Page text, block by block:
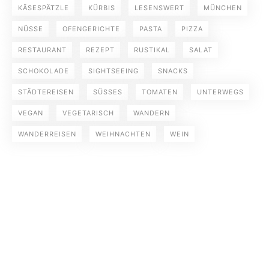
KÄSESPÄTZLE KÜRBIS LESENSWERT MÜNCHEN
NÜSSE OFENGERICHTE PASTA PIZZA
RESTAURANT REZEPT RUSTIKAL SALAT
SCHOKOLADE SIGHTSEEING SNACKS
STÄDTEREISEN SÜSSES TOMATEN UNTERWEGS
VEGAN VEGETARISCH WANDERN
WANDERREISEN WEIHNACHTEN WEIN